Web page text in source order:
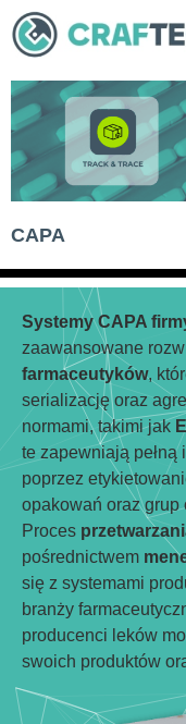
Skip
to
content
CAPA
Systemy CAPA
zaawansowane
farmaceutyków,
serializację oraz
normami, takimi jak
te zapewniają
poprzez
opakowań oraz grup
Proces
pośrednictwem
się z systemami
branży
producenci leków
swoich produktów